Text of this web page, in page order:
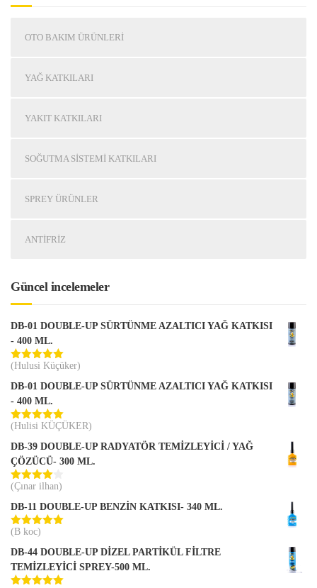
OTO BAKIM ÜRÜNLERI
YAĞ KATKILARI
YAKIT KATKILARI
SOĞUTMA SISTEMI KATKILARI
SPREY ÜRÜNLER
ANTIFRIZ
Güncel incelemeler
DB-01 DOUBLE-UP SÜRTÜNME AZALTICI YAĞ KATKISI
- 400 ML.
5 üzerinden
(Hulusi Küçüker)
DB-01 DOUBLE-UP SÜRTÜNME AZALTICI YAĞ KATKISI
- 400 ML.
5 üzerinden
(Hulisi KÜÇÜKER)
DB-39 DOUBLE-UP RADYATÖR TEMİZLEYİCİ / YAĞ
ÇÖZÜCÜ- 300 ML.
5
4oy aldı
(Çınar ilhan)
DB-11 DOUBLE-UP BENZİN KATKISI- 340 ML.
5 üzerinden
(B koc)
DB-44 DOUBLE-UP DİZEL PARTİKÜL FİLTRE
TEMİZLEYİCİ SPREY-500 ML.